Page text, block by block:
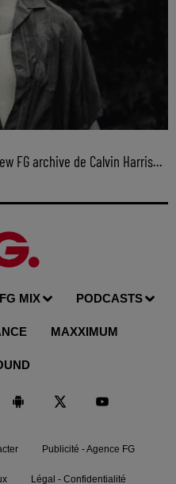
FG archive de Calvin Harris...
FG MIX PODCASTS
MAXXIMUM
Publicité - Agence FG
Légal - Confidentialité